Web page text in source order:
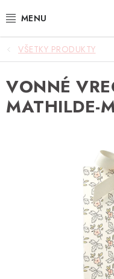
na
NOVINKY
AKCIA
ZÁHRADA
VŠETKY PRODUKTY
VONNÉ
MATHILDE-